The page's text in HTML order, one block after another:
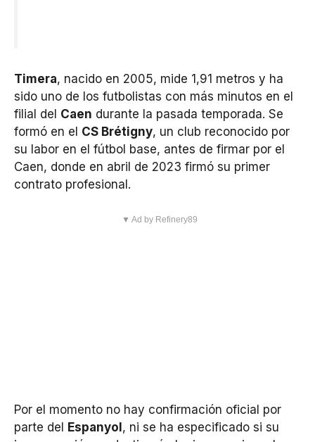
Timera, nacido en 2005, mide 1,91 metros y ha
sido uno de los futbolistas con más minutos en el
filial del Caen durante la pasada temporada. Se
formó en el CS Brétigny, un club reconocido por
su labor en el fútbol base, antes de firmar por el
Caen, donde en abril de 2023 firmó su primer
contrato profesional.
▼ Ad by Refinery89
Por el momento no hay confirmación oficial por
parte del
Espanyol , ni se ha especificado si su